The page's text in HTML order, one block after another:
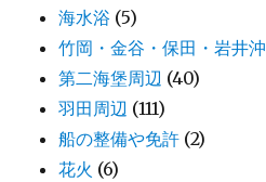
海水浴 (5)
竹岡・金谷・保田・岩井沖
第二海堡周辺 (40)
羽田周辺 (111)
船の整備や免許 (2)
花火 (6)